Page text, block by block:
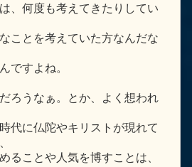
、何度も考えてきたりしてい
ことを考えていた方なんだな
ですよね。
ろうなぁ。とか、よく想われ
代に仏陀やキリストが現れて
ることや人気を博すことは、